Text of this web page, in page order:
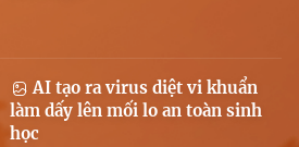
AI tạo ra virus diệt vi khuẩn
làm dấy lên mối lo an toàn sinh
học